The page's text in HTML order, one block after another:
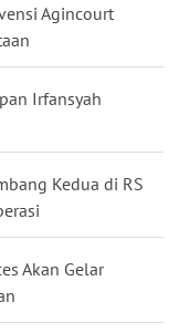
Agincourt
Irfansyah
Kedua di RS
Akan Gelar